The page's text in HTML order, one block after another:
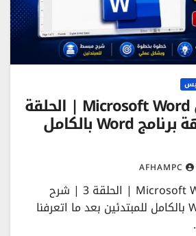
دورة وكورس Microsoft Word | الحلقة
3 | شرح واجهة برنامج Word بالكامل
AFHAMPC
دورة وكورس Microsoft Word | الحلقة 3 | شرح
واجهة برنامج Word بالكامل للمبتدئين بعد ما اتعرفنا